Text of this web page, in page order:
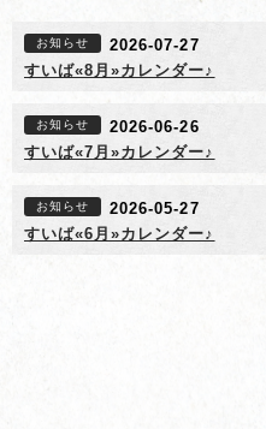
お知らせ
2026-07-27
すいば«8月»カレンダー♪
お知らせ
2026-06-26
すいば«7月»カレンダー♪
お知らせ
2026-05-27
すいば«6月»カレンダー♪